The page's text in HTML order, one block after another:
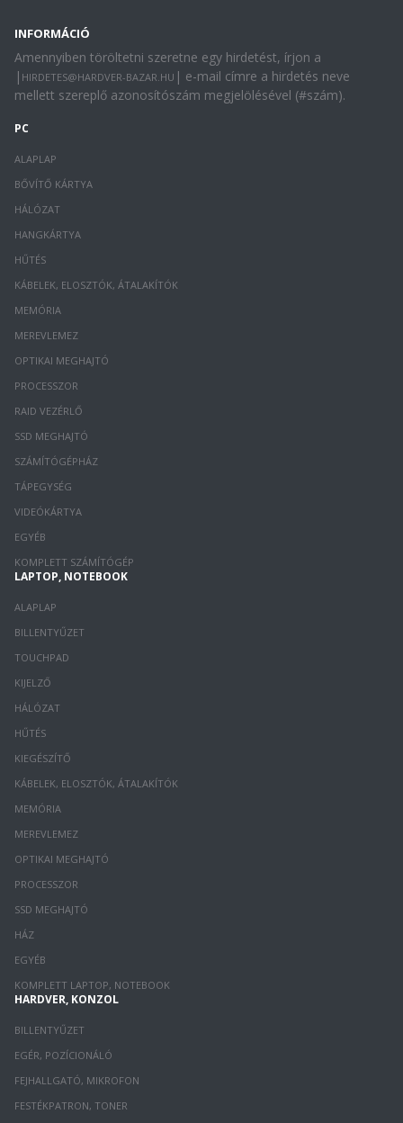
INFORMÁCIÓ
Amennyiben töröltetni szeretne egy hirdetést, írjon a
| HIRDETES@HARDVER-BAZAR.HU | e-mail címre a hirdetés neve
mellett szereplő azonosítószám megjelölésével (#szám).
PC
ALAPLAP
BŐVÍTŐ KÁRTYA
HÁLÓZAT
HANGKÁRTYA
HŰTÉS
KÁBELEK, ELOSZTÓK, ÁTALAKÍTÓK
MEMÓRIA
MEREVLEMEZ
OPTIKAI MEGHAJTÓ
PROCESSZOR
RAID VEZÉRLŐ
SSD MEGHAJTÓ
SZÁMÍTÓGÉPHÁZ
TÁPEGYSÉG
VIDEÓKÁRTYA
EGYÉB
KOMPLETT SZÁMÍTÓGÉP
LAPTOP, NOTEBOOK
ALAPLAP
BILLENTYŰZET
TOUCHPAD
KIJELZŐ
HÁLÓZAT
HŰTÉS
KIEGÉSZÍTŐ
KÁBELEK, ELOSZTÓK, ÁTALAKÍTÓK
MEMÓRIA
MEREVLEMEZ
OPTIKAI MEGHAJTÓ
PROCESSZOR
SSD MEGHAJTÓ
HÁZ
EGYÉB
KOMPLETT LAPTOP, NOTEBOOK
HARDVER, KONZOL
BILLENTYŰZET
EGÉR, POZÍCIONÁLÓ
FEJHALLGATÓ, MIKROFON
FESTÉKPATRON, TONER